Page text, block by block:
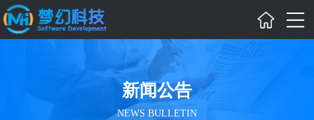
新闻公告
NEWS BULLETIN